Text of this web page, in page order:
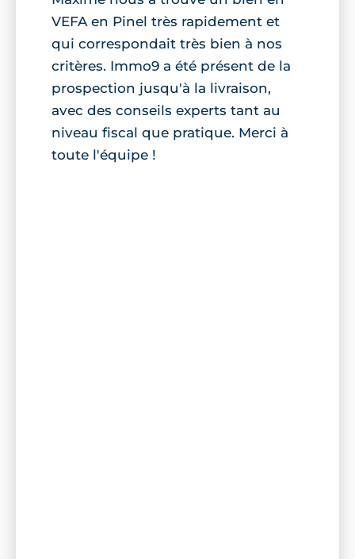
VEFA en Pinel très rapidement et
qui correspondait très bien à nos
critères. Immo9 a été présent de la
prospection jusqu'à la livraison,
avec des conseils experts tant au
niveau fiscal que pratique. Merci à
toute l'équipe !